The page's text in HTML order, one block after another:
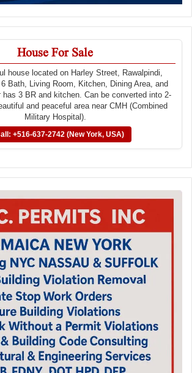
House For Sale
house located on Harley Street, Rawalpindi,
Bath, Living Room, Kitchen, Dining Area, and
has 3 BR and kitchen. Can be converted into 2-
and peaceful area near CMH (Combined
Military Hospital).
+516-637-2742 (New York, USA)